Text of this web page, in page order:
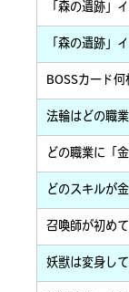
「森の遺跡」
「森の遺跡」
BOSSカード
法輪はどの職
どの職業に「
どのスキルが
召喚師が初め
妖獣は変身し